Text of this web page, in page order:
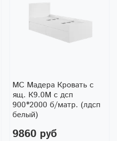
МС Мадера Кровать с
ящ. К9.0М с дсп
900*2000 б/матр. (лдсп
белый)
9860 руб